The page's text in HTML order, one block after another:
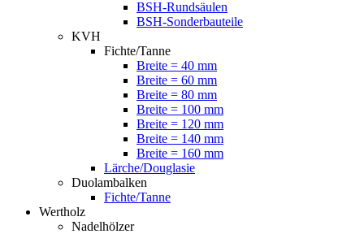
BSH-Rundsäulen
BSH-Sonderbauteile
KVH
Fichte/Tanne
Breite = 40 mm
Breite = 60 mm
Breite = 80 mm
Breite = 100 mm
Breite = 120 mm
Breite = 140 mm
Breite = 160 mm
Lärche/Douglasie
Duolambalken
Fichte/Tanne
Wertholz
Nadelhölzer